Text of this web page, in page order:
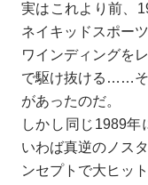
実はこれより前、
ネイキッドスポー
ワインディングを
で駆け抜ける……そ
があったのだ。
しかし同じ1989年
いわば真逆のノス
ンセプトで大ヒッ